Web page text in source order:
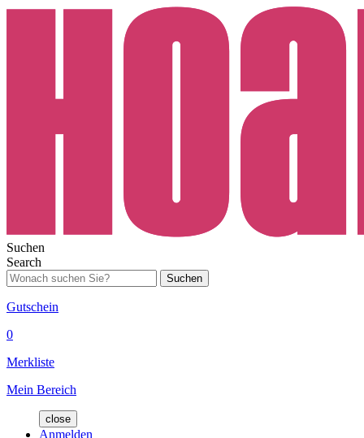
Suchen
Search
Suchen
Gutschein
0
Merkliste
Mein Bereich
close
Anmelden